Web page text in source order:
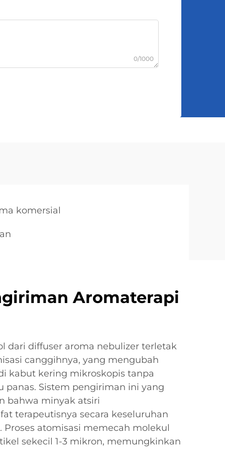
0/1000
komersial
Aromaterapi
dari diffuser aroma nebulizer terletak
canggihnya, yang mengubah
kabut kering mikroskopis tanpa
panas. Sistem pengiriman ini yang
bahwa minyak atsiri
terapeutisnya secara keseluruhan
Proses atomisasi memecah molekul
sekecil 1-3 mikron, memungkinkan